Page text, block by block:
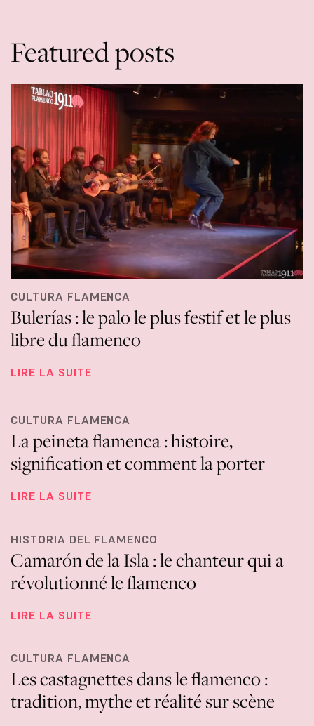
Featured posts
CULTURA FLAMENCA
Bulerías : le palo le plus festif et le plus
libre du flamenco
LIRE LA SUITE
CULTURA FLAMENCA
La peineta flamenca : histoire,
signification et comment la porter
LIRE LA SUITE
HISTORIA DEL FLAMENCO
Camarón de la Isla : le chanteur qui a
révolutionné le flamenco
LIRE LA SUITE
CULTURA FLAMENCA
Les castagnettes dans le flamenco :
tradition, mythe et réalité sur scène